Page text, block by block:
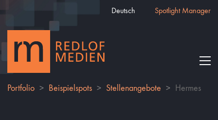
Deutsch Spotlight Manager
Portfolio > Beispielspots > Stellenangebote > Hermes